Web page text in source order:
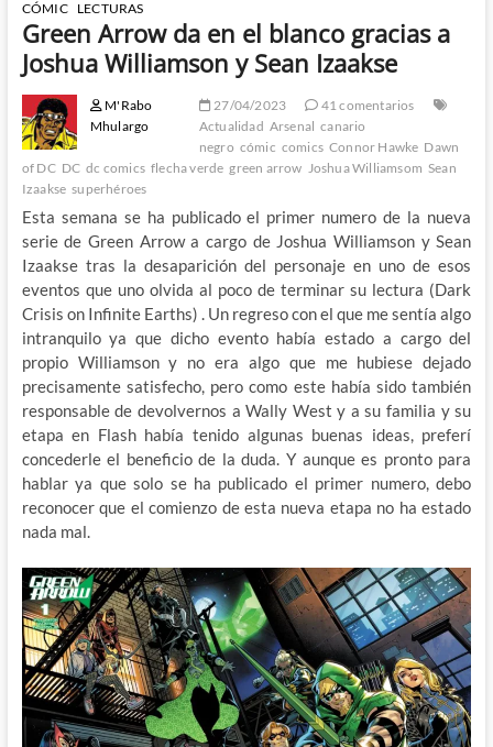
CÓMIC LECTURAS
Green Arrow da en el blanco gracias a
Joshua Williamson y Sean Izaakse
M'Rabo
Mhulargo
27/04/2023
41 comentarios
Actualidad Arsenal canario
negro cómic comics Connor Hawke Dawn
of DC DC dc comics flecha verde green arrow Joshua Williamsom Sean
Izaakse superhéroes
Esta semana se ha publicado el primer numero de la nueva
serie de Green Arrow a cargo de Joshua Williamson y Sean
Izaakse tras la desaparición del personaje en uno de esos
eventos que uno olvida al poco de terminar su lectura (Dark
Crisis on Infinite Earths) . Un regreso con el que me sentía algo
intranquilo ya que dicho evento había estado a cargo del
propio Williamson y no era algo que me hubiese dejado
precisamente satisfecho, pero como este había sido también
responsable de devolvernos a Wally West y a su familia y su
etapa en Flash había tenido algunas buenas ideas, preferí
concederle el beneficio de la duda. Y aunque es pronto para
hablar ya que solo se ha publicado el primer numero, debo
reconocer que el comienzo de esta nueva etapa no ha estado
nada mal.